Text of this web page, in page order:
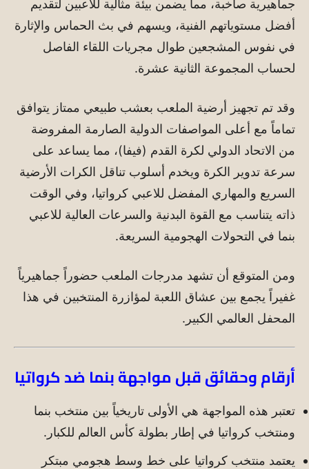
جماهيرية صاخبة، مما يضمن بيئة مثالية للاعبين لتقديم
أفضل مستوياتهم الفنية، ويسهم في بث الحماس والإثارة
في نفوس المشجعين طوال مجريات اللقاء الفاصل
لحساب المجموعة الثانية عشرة.
وقد تم تجهيز أرضية الملعب بعشب طبيعي ممتاز يتوافق
تماماً مع أعلى المواصفات الدولية الصارمة المفروضة
من الاتحاد الدولي لكرة القدم (فيفا)، مما يساعد على
سرعة تدوير الكرة ويخدم أسلوب تناقل الكرات الأرضية
السريع والمهاري المفضل للاعبي كرواتيا، وفي الوقت
ذاته يتناسب مع القوة البدنية والسرعات العالية للاعبي
بنما في التحولات الهجومية السريعة.
ومن المتوقع أن تشهد مدرجات الملعب حضوراً جماهيرياً
غفيراً يجمع بين عشاق اللعبة لمؤازرة المنتخبين في هذا
المحفل العالمي الكبير.
أرقام وحقائق قبل مواجهة بنما ضد كرواتيا
تعتبر هذه المواجهة هي الأولى تاريخياً بين منتخب بنما
ومنتخب كرواتيا في إطار بطولة كأس العالم للكبار.
يعتمد منتخب كرواتيا على خط وسط هجومي مبتكر